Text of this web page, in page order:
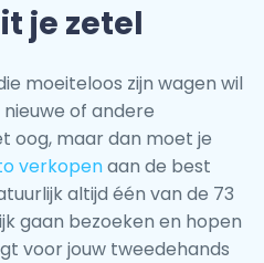
je zetel
moeiteloos zijn wagen wil
of andere
oog, maar dan moet je
verkopenaan de best
altijd één van de 73
gaan bezoeken en hopen
voor jouw tweedehands